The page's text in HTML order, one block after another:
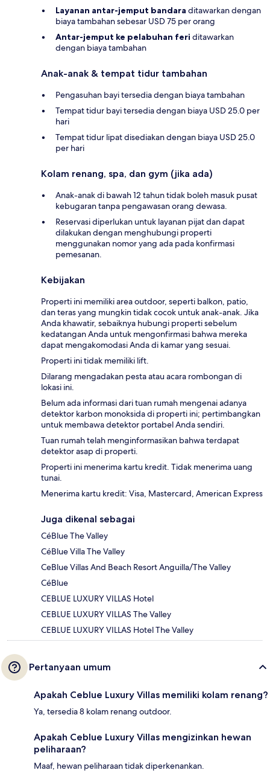
Layanan antar-jemput bandara ditawarkan dengan
biaya tambahan sebesar USD 75 per orang
Antar-jemput ke pelabuhan feri ditawarkan
dengan biaya tambahan
Anak-anak & tempat tidur tambahan
Pengasuhan bayi tersedia dengan biaya tambahan
Tempat tidur bayi tersedia dengan biaya USD 25.0 per
hari
Tempat tidur lipat disediakan dengan biaya USD 25.0
per hari
Kolam renang, spa, dan gym (jika ada)
Anak-anak di bawah 12 tahun tidak boleh masuk pusat
kebugaran tanpa pengawasan orang dewasa.
Reservasi diperlukan untuk layanan pijat dan dapat
dilakukan dengan menghubungi properti
menggunakan nomor yang ada pada konfirmasi
pemesanan.
Kebijakan
Properti ini memiliki area outdoor, seperti balkon, patio,
dan teras yang mungkin tidak cocok untuk anak-anak. Jika
Anda khawatir, sebaiknya hubungi properti sebelum
kedatangan Anda untuk mengonfirmasi bahwa mereka
dapat mengakomodasi Anda di kamar yang sesuai.
Properti ini tidak memiliki lift.
Dilarang mengadakan pesta atau acara rombongan di
lokasi ini.
Belum ada informasi dari tuan rumah mengenai adanya
detektor karbon monoksida di properti ini; pertimbangkan
untuk membawa detektor portabel Anda sendiri.
Tuan rumah telah menginformasikan bahwa terdapat
detektor asap di properti.
Properti ini menerima kartu kredit. Tidak menerima uang
tunai.
Menerima kartu kredit: Visa, Mastercard, American Express
Juga dikenal sebagai
CéBlue The Valley
CéBlue Villa The Valley
CeBlue Villas And Beach Resort Anguilla/The Valley
CéBlue
CEBLUE LUXURY VILLAS Hotel
CEBLUE LUXURY VILLAS The Valley
CEBLUE LUXURY VILLAS Hotel The Valley
Pertanyaan umum
Apakah Ceblue Luxury Villas memiliki kolam renang?
Ya, tersedia 8 kolam renang outdoor.
Apakah Ceblue Luxury Villas mengizinkan hewan
peliharaan?
Maaf, hewan peliharaan tidak diperkenankan.